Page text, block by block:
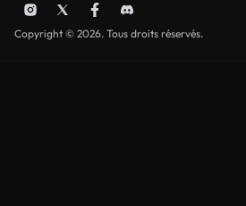
Copyright © 2026. Tous droits réservés.